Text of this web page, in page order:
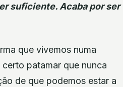
suficiente. Acaba por ser
que vivemos numa
patamar que nunca
de que podemos estar a